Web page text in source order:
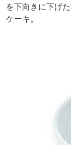
を下向きに下げ
ケーキ。